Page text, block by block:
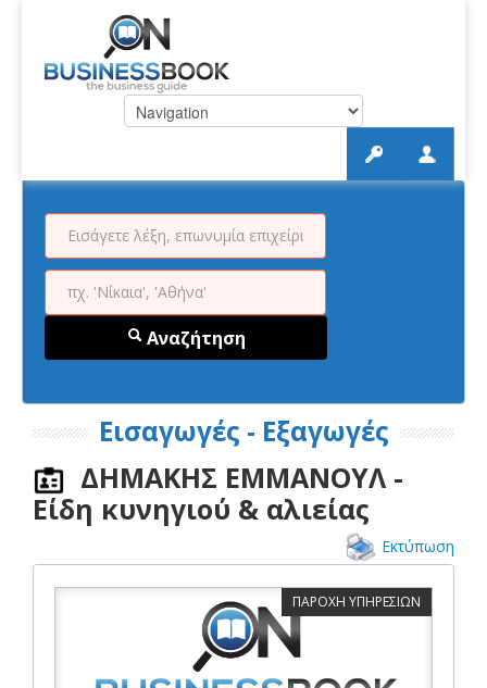
Αναζήτηση
Εισαγωγές - Εξαγωγές
ΔΗΜΑΚΗΣ ΕΜΜΑΝΟΥΛ -
Είδη κυνηγιού & αλιείας
Εκτύπωση
ΠΑΡΟΧΗ ΥΠΗΡΕΣΙΩΝ